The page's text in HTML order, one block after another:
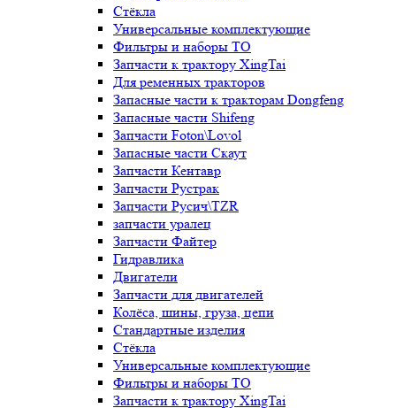
Стёкла
Универсальные комплектующие
Фильтры и наборы ТО
Запчасти к трактору XingTai
Для ременных тракторов
Запасные части к тракторам Dongfeng
Запасные части Shifeng
Запчасти Foton\Lovol
Запасные части Скаут
Запчасти Кентавр
Запчасти Рустрак
Запчасти Русич\TZR
запчасти уралец
Запчасти Файтер
Гидравлика
Двигатели
Запчасти для двигателей
Колёса, шины, груза, цепи
Стандартные изделия
Стёкла
Универсальные комплектующие
Фильтры и наборы ТО
Запчасти к трактору XingTai